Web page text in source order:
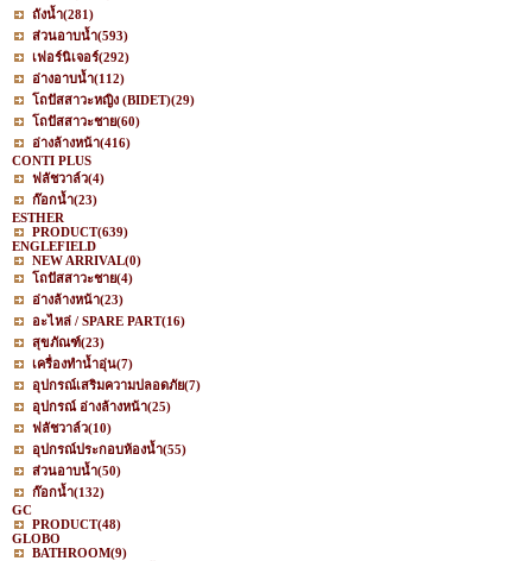
ถังน้ำ(281)
ส่วนอาบน้ำ(593)
เฟอร์นิเจอร์(292)
อ่างอาบน้ำ(112)
โถปัสสาวะหญิง (BIDET)(29)
โถปัสสาวะชาย(60)
อ่างล้างหน้า(416)
CONTI PLUS
ฟลัชวาล์ว(4)
ก๊อกน้ำ(23)
ESTHER
PRODUCT(639)
ENGLEFIELD
NEW ARRIVAL(0)
โถปัสสาวะชาย(4)
อ่างล้างหน้า(23)
อะไหล่ / SPARE PART(16)
สุขภัณฑ์(23)
เครื่องทำน้ำอุ่น(7)
อุปกรณ์เสริมความปลอดภัย(7)
อุปกรณ์ อ่างล้างหน้า(25)
ฟลัชวาล์ว(10)
อุปกรณ์ประกอบห้องน้ำ(55)
ส่วนอาบน้ำ(50)
ก๊อกน้ำ(132)
GC
PRODUCT(48)
GLOBO
BATHROOM(9)